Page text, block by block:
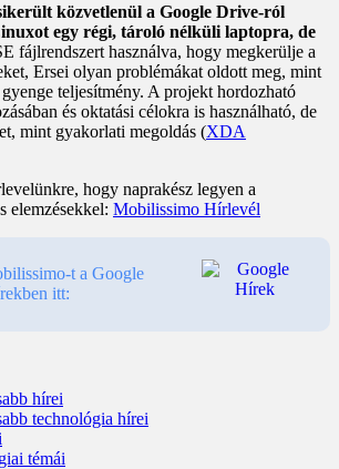
közvetlenül a Google Drive-ról
egy régi, tároló nélküli laptopra, de
fájlrendszert használva, hogy megkerülje a
Ersei olyan problémákat oldott meg, mint
teljesítmény. A projekt hordozható
és oktatási célokra is használható, de
mint gyakorlati megoldás (XDA
hogy naprakész legyen a
elemzésekkel: Mobilissimo Hírlevél
t a Google
itt:
hírei
technológia hírei
témái